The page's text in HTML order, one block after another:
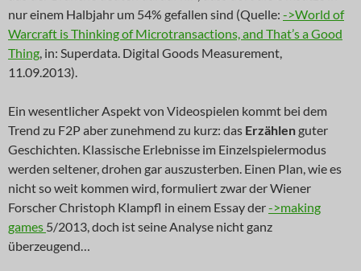
nur einem Halbjahr um 54% gefallen sind (Quelle: ->World of
Warcraft is Thinking of Microtransactions, and That’s a Good
Thing, in: Superdata. Digital Goods Measurement,
11.09.2013).
Ein wesentlicher Aspekt von Videospielen kommt bei dem
Trend zu F2P aber zunehmend zu kurz: das Erzählen guter
Geschichten. Klassische Erlebnisse im Einzelspielermodus
werden seltener, drohen gar auszusterben. Einen Plan, wie es
nicht so weit kommen wird, formuliert zwar der Wiener
Forscher Christoph Klampfl in einem Essay der->making
games 5/2013, doch ist seine Analyse nicht ganz
überzeugend…